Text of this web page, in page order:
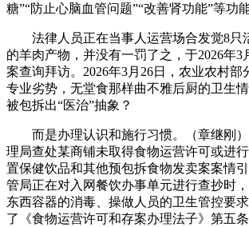
糖”“防止心脑血管问题”“改善肾功能”等功能
法律人员正在当事人运营场合发觉8只
的羊肉产物，并没有一罚了之，于2026年3
案查询拜访。2026年3月26日，农业农村部
专业劣势，无堂食那样曲不雅后厨的卫生
被包拆出“医治”抽象？
而是办理认识和施行习惯。（章继刚）
理局查处某商铺未取得食物运营许可或进
置保健饮品和其他预包拆食物发卖案案情
管局正在对入网餐饮办事单元进行查抄时，
东西容器的消毒、操做人员的卫生管控要
了《食物运营许可和存案办理法子》第五